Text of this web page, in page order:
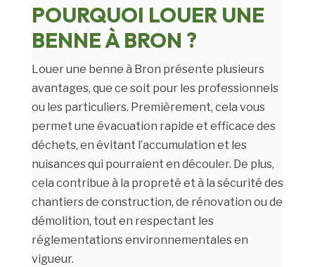
POURQUOI LOUER UNE
BENNE À BRON ?
Louer une benne à Bron présente plusieurs
avantages, que ce soit pour les professionnels
ou les particuliers. Premièrement, cela vous
permet une évacuation rapide et efficace des
déchets, en évitant l’accumulation et les
nuisances qui pourraient en découler. De plus,
cela contribue à la propreté et à la sécurité des
chantiers de construction, de rénovation ou de
démolition, tout en respectant les
réglementations environnementales en
vigueur.